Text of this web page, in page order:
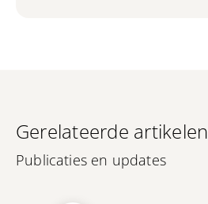
Gerelateerde artikelen
Publicaties en updates